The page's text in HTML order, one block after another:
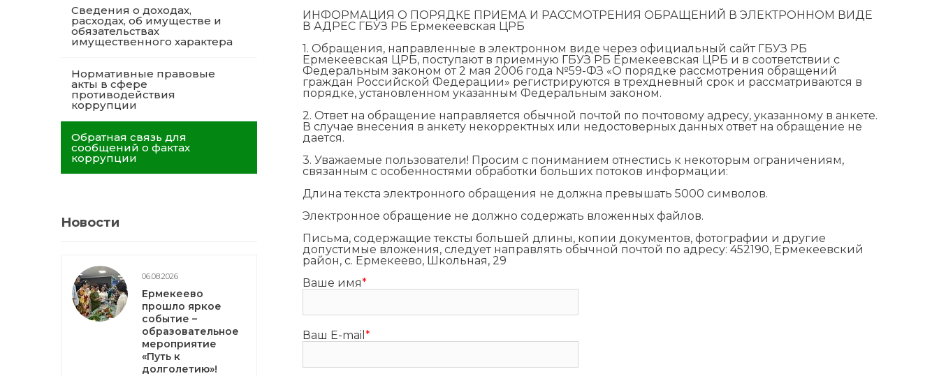
Сведения о доходах,
расходах, об имуществе и
обязательствах
имущественного характера
Нормативные правовые
акты в сфере
противодействия
коррупции
Обратная связь для
сообщений о фактах
коррупции
Новости
06.08.2026
Ермекеево
прошло яркое
событие –
образовательное
мероприятие
«Путь к
долголетию»!
ИНФОРМАЦИЯ О ПОРЯДКЕ ПРИЕМА И РАССМОТРЕНИЯ ОБРАЩЕНИЙ В ЭЛЕКТРОННОМ ВИДЕ
В АДРЕС ГБУЗ РБ Ермекеевская ЦРБ
1. Обращения, направленные в электронном виде через официальный сайт ГБУЗ РБ
Ермекеевская ЦРБ, поступают в приемную ГБУЗ РБ Ермекеевская ЦРБ и в соответствии с
Федеральным законом от 2 мая 2006 года №59-ФЗ «О порядке рассмотрения обращений
граждан Российской Федерации» регистрируются в трехдневный срок и рассматриваются в
порядке, установленном указанным Федеральным законом.
2. Ответ на обращение направляется обычной почтой по почтовому адресу, указанному в анкете.
В случае внесения в анкету некорректных или недостоверных данных ответ на обращение не
дается.
3. Уважаемые пользователи! Просим с пониманием отнестись к некоторым ограничениям,
связанным с особенностями обработки больших потоков информации:
Длина текста электронного обращения не должна превышать 5000 символов.
Электронное обращение не должно содержать вложенных файлов.
Письма, содержащие тексты большей длины, копии документов, фотографии и другие
допустимые вложения, следует направлять обычной почтой по адресу: 452190, Ермекеевский
район, с. Ермекеево, Школьная, 29
Ваше имя*
Ваш E-mail *